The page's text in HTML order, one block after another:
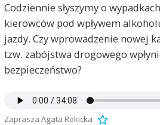
Codziennie słyszymy o
kierowców pod wpływem
jazdy. Czy wprowadzenie nowej
tzw. zabójstwa drogowego
bezpieczeństwo?
Zaprasza Agata Rokicka